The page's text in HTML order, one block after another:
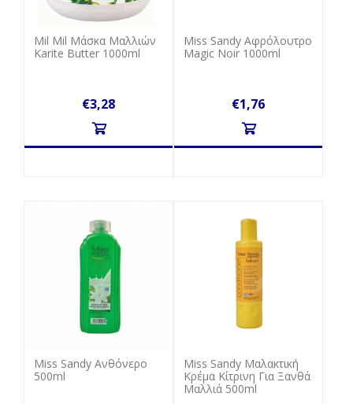
Mil Mil Μάσκα Μαλλιών
Karite Butter 1000ml
€3,28
Miss Sandy Aφρόλουτρο
Magic Noir 1000ml
€1,76
Miss Sandy Ανθόνερο
500ml
Miss Sandy Μαλακτική
Kρέμα Kίτρινη Για Ξανθά
Μαλλιά 500ml